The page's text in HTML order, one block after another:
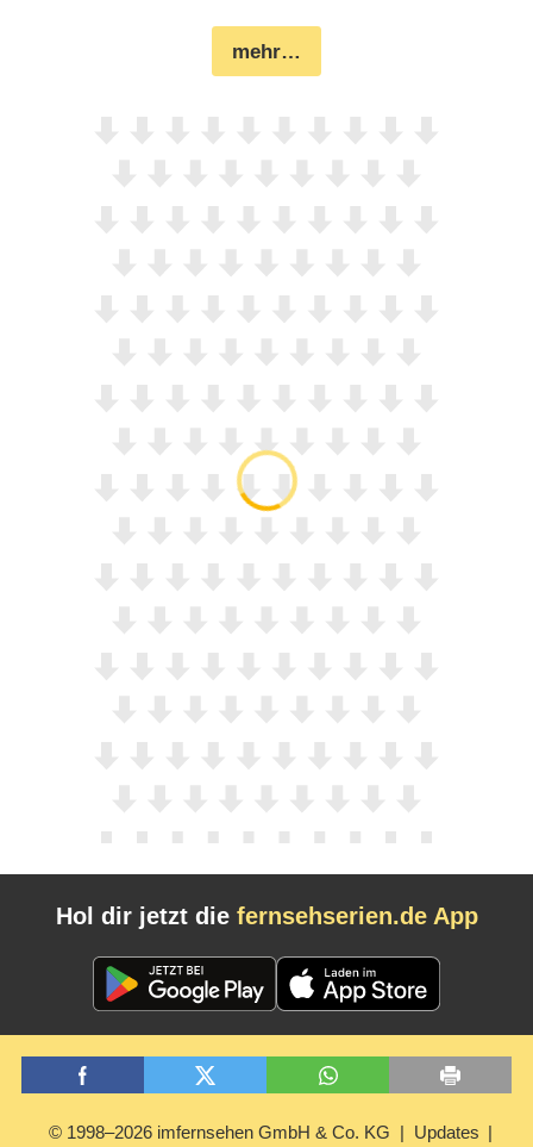
mehr…
Hol dir jetzt die fernsehserien.de App
© 1998–2026 imfernsehen GmbH & Co. KG Updates